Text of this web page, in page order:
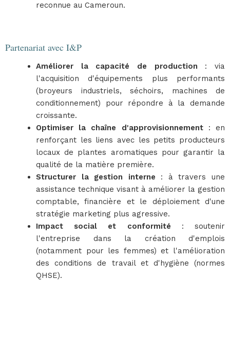
reconnue au Cameroun.
Partenariat avec I&P
Améliorer la capacité de production : via
l'acquisition d'équipements plus performants
(broyeurs industriels, séchoirs, machines de
conditionnement) pour répondre à la demande
croissante.
Optimiser la chaîne d'approvisionnement: en
renforçant les liens avec les petits producteurs
locaux de plantes aromatiques pour garantir la
qualité de la matière première.
Structurer la gestion interne : à travers une
assistance technique visant à améliorer la gestion
comptable, financière et le déploiement d'une
stratégie marketing plus agressive.
Impact social et conformité : soutenir
l'entreprise dans la création d'emplois
(notamment pour les femmes) et l'amélioration
des conditions de travail et d'hygiène (normes
QHSE).